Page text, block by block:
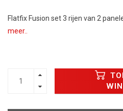
Flatfix Fusion set 3 rijen van 2
meer..